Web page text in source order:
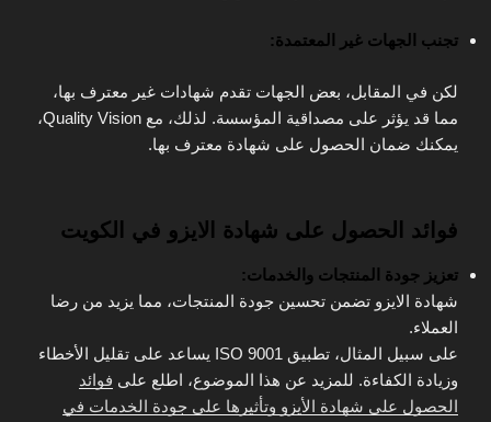
تجنب الجهات غير المعتمدة:
لكن في المقابل، بعض الجهات تقدم شهادات غير معترف بها،
مما قد يؤثر على مصداقية المؤسسة. لذلك، مع Quality Vision،
يمكنك ضمان الحصول على شهادة معترف بها.
فوائد الحصول على شهادة الايزو في الكويت
تعزيز جودة المنتجات والخدمات:
شهادة الايزو تضمن تحسين جودة المنتجات، مما يزيد من رضا
العملاء.
على سبيل المثال، تطبيق ISO 9001 يساعد على تقليل الأخطاء
وزيادة الكفاءة. للمزيد عن هذا الموضوع، اطلع على فوائد
الحصول على شهادة الأيزو وتأثيرها على جودة الخدمات في